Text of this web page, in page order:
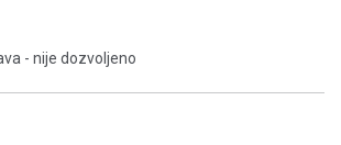
- nije dozvoljeno